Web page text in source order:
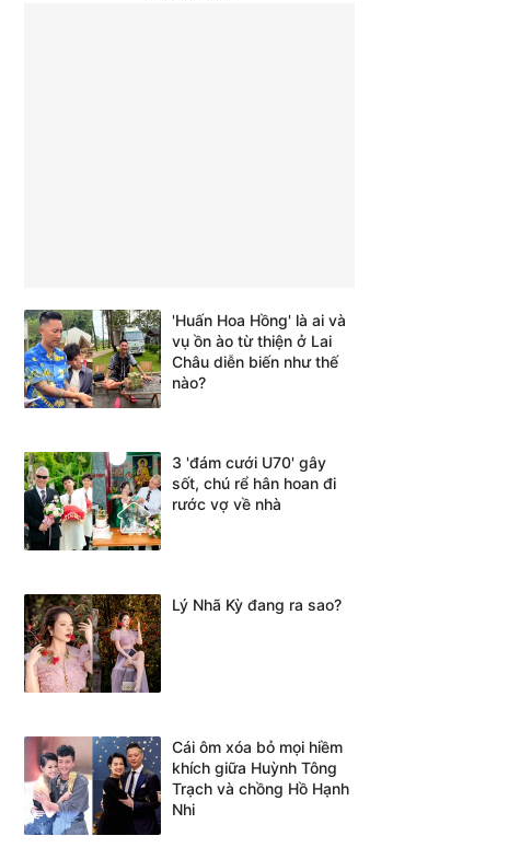
'Huấn Hoa Hồng' là ai và
vụ ồn ào từ thiện ở Lai
Châu diễn biến như thế
nào?
3 'đám cưới U70' gây
sốt, chú rể hân hoan đi
rước vợ về nhà
Lý Nhã Kỳ đang ra sao?
Cái ôm xóa bỏ mọi hiềm
khích giữa Huỳnh Tông
Trạch và chồng Hồ Hạnh
Nhi